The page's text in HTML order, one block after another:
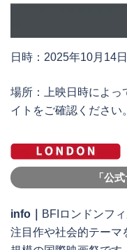
日時：2025年10月14
場所：上映日時によっ
イトをご確認ください。
「公
info｜
BFIロンドンフ
注目作や社会的テーマ